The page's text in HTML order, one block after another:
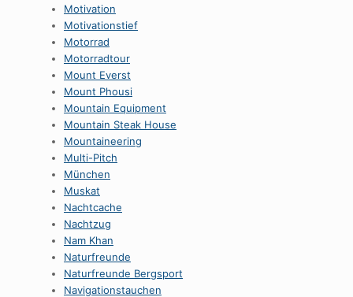
Motivation
Motivationstief
Motorrad
Motorradtour
Mount Everst
Mount Phousi
Mountain Equipment
Mountain Steak House
Mountaineering
Multi-Pitch
München
Muskat
Nachtcache
Nachtzug
Nam Khan
Naturfreunde
Naturfreunde Bergsport
Navigationstauchen